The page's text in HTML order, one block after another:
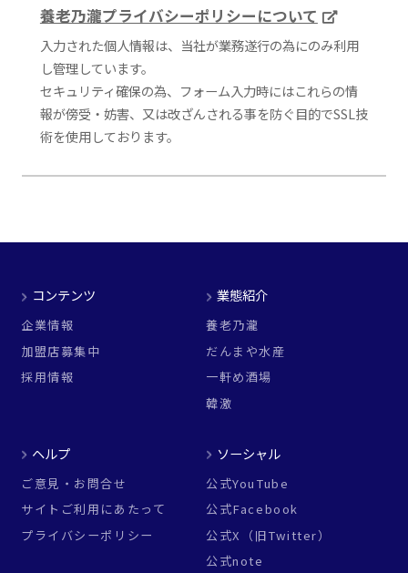
養老乃瀧プライバシーポリシーについて
入力された個人情報は、当社が業務遂行の為にのみ利用
し管理しています。
セキュリティ確保の為、フォーム入力時にはこれらの情
報が傍受・妨害、又は改ざんされる事を防ぐ目的でSSL技
術を使用しております。
コンテンツ
企業情報
加盟店募集中
採用情報
業態紹介
養老乃瀧
だんまや水産
一軒め酒場
韓激
ヘルプ
ご意見・お問合せ
サイトご利用にあたって
プライバシーポリシー
ソーシャル
公式YouTube
公式Facebook
公式X（旧Twitter）
公式note